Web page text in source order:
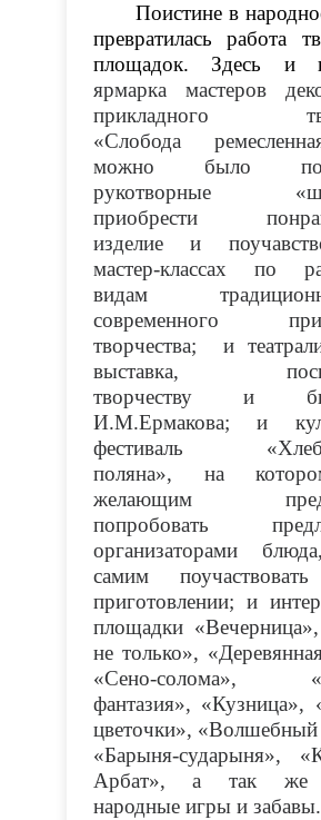
Поистине в
превратилась работа
площадок. Здесь и
ярмарка мастеров
прикладного
«Слобода
можно было
рукотворные
приобрести
изделие и
мастер-классах по
видам
современного
творчества; и
выставка,
творчеству и
И.М.Ермакова; и
фестиваль
поляна», на
желающим
попробовать
организаторами
самим
приготовлении; и
площадки
не только»,
«Сено-солома»,
фантазия», «Кузница»,
цветочки», «Волшебный
«Барыня-сударыня»,
Арбат», а так же
народные игры и забавы.